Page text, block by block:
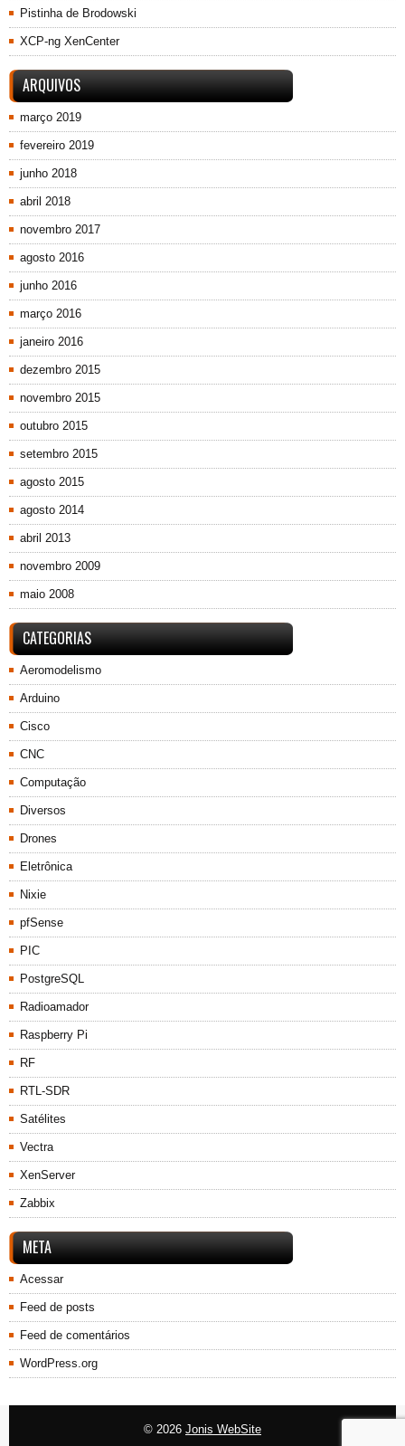
Pistinha de Brodowski
XCP-ng XenCenter
ARQUIVOS
março 2019
fevereiro 2019
junho 2018
abril 2018
novembro 2017
agosto 2016
junho 2016
março 2016
janeiro 2016
dezembro 2015
novembro 2015
outubro 2015
setembro 2015
agosto 2015
agosto 2014
abril 2013
novembro 2009
maio 2008
CATEGORIAS
Aeromodelismo
Arduino
Cisco
CNC
Computação
Diversos
Drones
Eletrônica
Nixie
pfSense
PIC
PostgreSQL
Radioamador
Raspberry Pi
RF
RTL-SDR
Satélites
Vectra
XenServer
Zabbix
META
Acessar
Feed de posts
Feed de comentários
WordPress.org
© 2026 Jonis WebSite